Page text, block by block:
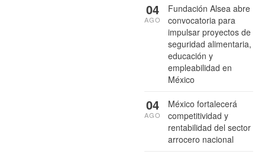
Fundación Alsea abre
convocatoria para
impulsar proyectos de
seguridad alimentaria,
educación y
empleabilidad en
México
04
AGO
México fortalecerá
competitividad y
rentabilidad del sector
arrocero nacional
04
AGO